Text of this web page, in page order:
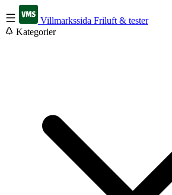
Villmarkssida Friluft & tester
Kategorier